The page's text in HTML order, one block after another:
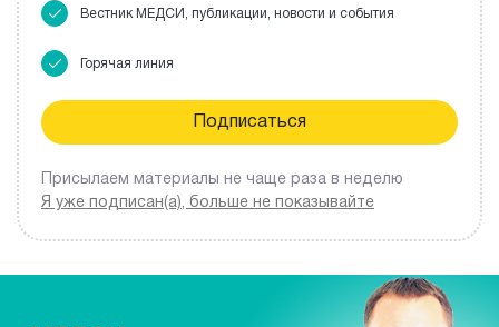
Вестник МЕДСИ, публикации, новости и события
Горячая линия
Присылаем материалы не чаще раза в неделю
Я уже подписан(а), больше не показывайте